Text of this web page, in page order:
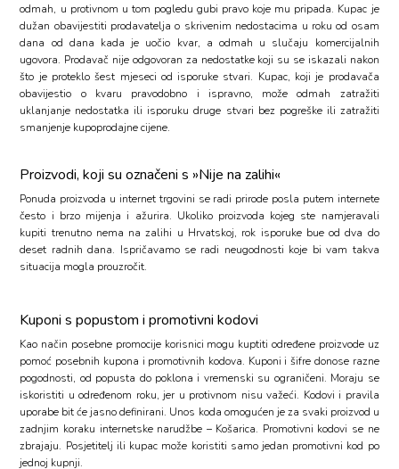
odmah, u protivnom u tom pogledu gubi pravo koje mu pripada. Kupac je
dužan obavijestiti prodavatelja o skrivenim nedostacima u roku od osam
dana od dana kada je uočio kvar, a odmah u slučaju komercijalnih
ugovora. Prodavač nije odgovoran za nedostatke koji su se iskazali nakon
što je proteklo šest mjeseci od isporuke stvari. Kupac, koji je prodavača
obavijestio o kvaru pravodobno i ispravno, može odmah zatražiti
uklanjanje nedostatka ili isporuku druge stvari bez pogreške ili zatražiti
smanjenje kupoprodajne cijene.
Proizvodi, koji su označeni s »Nije na zalihi«
Ponuda proizvoda u internet trgovini se radi prirode posla putem internete
često i brzo mijenja i ažurira. Ukoliko proizvoda kojeg ste namjeravali
kupiti trenutno nema na zalihi u Hrvatskoj, rok isporuke bue od dva do
deset radnih dana. Ispričavamo se radi neugodnosti koje bi vam takva
situacija mogla prouzročit.
Kuponi s popustom i promotivni kodovi
Kao način posebne promocije korisnici mogu kuptiti određene proizvode uz
pomoć posebnih kupona i promotivnih kodova. Kuponi i šifre donose razne
pogodnosti, od popusta do poklona i vremenski su ograničeni. Moraju se
iskoristiti u određenom roku, jer u protivnom nisu važeći. Kodovi i pravila
uporabe bit će jasno definirani. Unos koda omogućen je za svaki proizvod u
zadnjim koraku internetske narudžbe – Košarica. Promotivni kodovi se ne
zbrajaju. Posjetitelj ili kupac može koristiti samo jedan promotivni kod po
jednoj kupnji.